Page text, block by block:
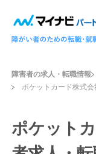
障害者の求人・転職情報
ポケットカード株式
ポケット